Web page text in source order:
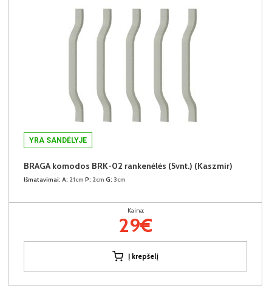
YRA SANDĖLYJE
BRAGA komodos BRK-02 rankenėlės (5vnt.) (Kaszmir)
Išmatavimai: A: 21cm P: 2cm G: 3cm
Kaina:
29€
Į krepšelį